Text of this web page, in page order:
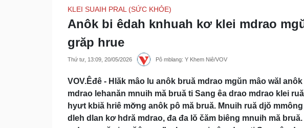
KLEI SUAIH PRAL (SỨC KHỎE)
Anôk bi êdah knhuah kơ klei mdrao
grăp hrue
Thứ tư, 13:09, 20/05/2026 Pô mblang: Y Khem Niê/VOV
VOV.Êđê - Hlăk mâo lu anôk bruă mdrao mgŭn mâo wăl
mdrao lehanăn mnuih mă bruă ti Sang êa drao mdrao klei
hyưt kbiă hriê mơ̆ng anôk pô mă bruă. Mnuih ruă djŏ
dleh dlan kơ hdră mdrao, đa đa lŏ čăm biêng mnuih mă